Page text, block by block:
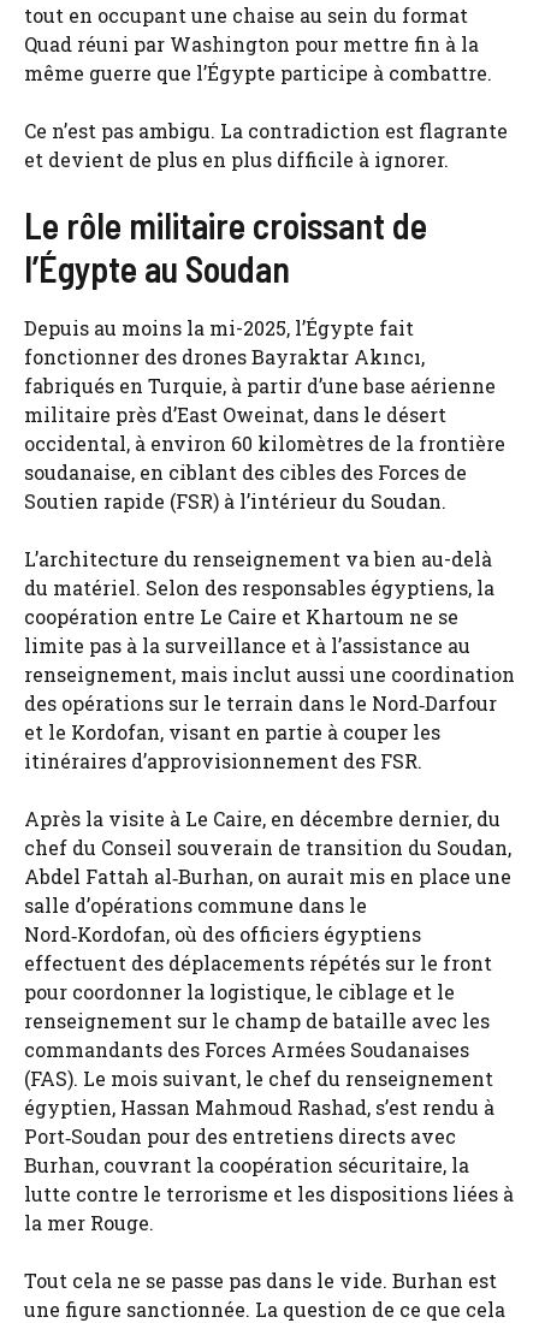
tout en occupant une chaise au sein du format
Quad réuni par Washington pour mettre fin à la
même guerre que l’Égypte participe à combattre.
Ce n’est pas ambigu. La contradiction est flagrante
et devient de plus en plus difficile à ignorer.
Le rôle militaire croissant de
l’Égypte au Soudan
Depuis au moins la mi-2025, l’Égypte fait
fonctionner des drones Bayraktar Akıncı,
fabriqués en Turquie, à partir d’une base aérienne
militaire près d’East Oweinat, dans le désert
occidental, à environ 60 kilomètres de la frontière
soudanaise, en ciblant des cibles des Forces de
Soutien rapide (FSR) à l’intérieur du Soudan.
L’architecture du renseignement va bien au-delà
du matériel. Selon des responsables égyptiens, la
coopération entre Le Caire et Khartoum ne se
limite pas à la surveillance et à l’assistance au
renseignement, mais inclut aussi une coordination
des opérations sur le terrain dans le Nord‑Darfour
et le Kordofan, visant en partie à couper les
itinéraires d’approvisionnement des FSR.
Après la visite à Le Caire, en décembre dernier, du
chef du Conseil souverain de transition du Soudan,
Abdel Fattah al‑Burhan, on aurait mis en place une
salle d’opérations commune dans le
Nord‑Kordofan, où des officiers égyptiens
effectuent des déplacements répétés sur le front
pour coordonner la logistique, le ciblage et le
renseignement sur le champ de bataille avec les
commandants des Forces Armées Soudanaises
(FAS). Le mois suivant, le chef du renseignement
égyptien, Hassan Mahmoud Rashad, s’est rendu à
Port‑Soudan pour des entretiens directs avec
Burhan, couvrant la coopération sécuritaire, la
lutte contre le terrorisme et les dispositions liées à
la mer Rouge.
Tout cela ne se passe pas dans le vide. Burhan est
une figure sanctionnée. La question de ce que cela